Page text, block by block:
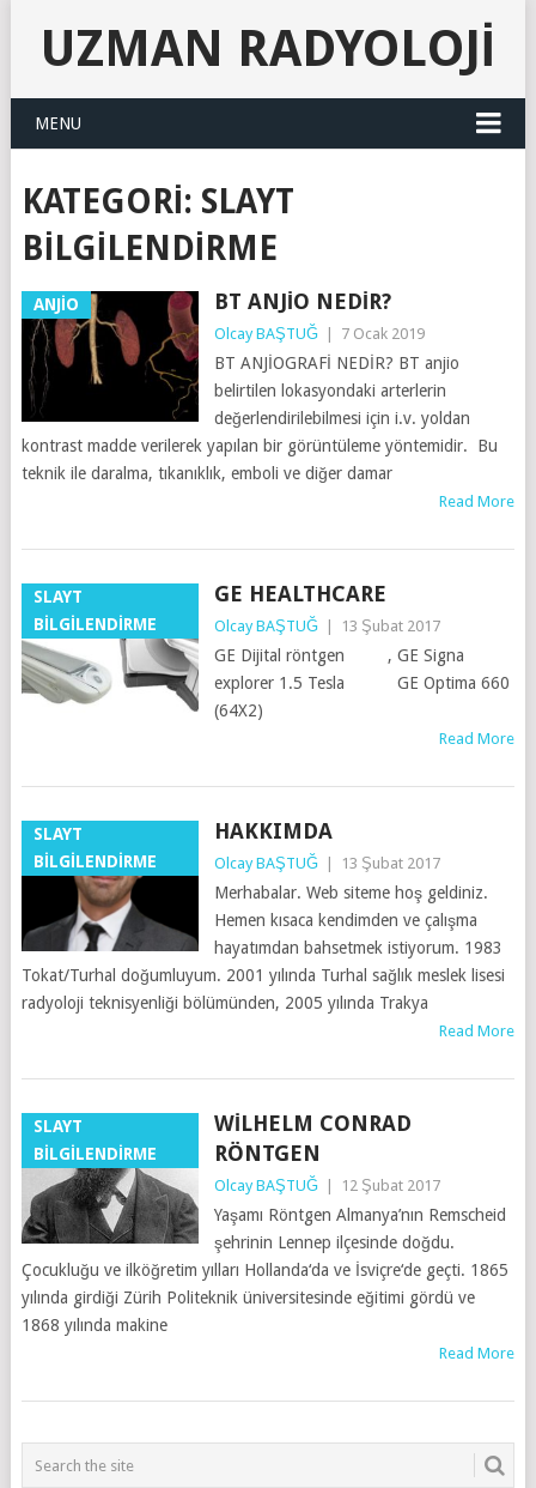
UZMAN RADYOLOJI
MENU
KATEGORI: SLAYT
BILGILENDIRME
ANJİO BT ANJIO NEDIR?
Olcay BAŞTUĞ 7 Ocak 2019
BT ANJİOGRAFİ NEDİR? BT anjio
belirtilen lokasyondaki arterlerin
değerlendirilebilmesi için i.v. yoldan
kontrast madde verilerek yapılan bir görüntüleme yöntemidir. Bu
teknik ile daralma, tıkanıklık, emboli ve diğer damar
Read More
SLAYT
BILGILENDIRME
GE HEALTHCARE
Olcay BAŞTUĞ 13 Şubat 2017
GE Dijital röntgen , GE Signa
explorer 1.5 Tesla GE Optima 660
(64X2)
Read More
SLAYT
BILGILENDIRME
HAKKIMDA
Olcay BAŞTUĞ 13 Şubat 2017
Merhabalar. Web siteme hoş geldiniz.
Hemen kısaca kendimden ve çalışma
hayatımdan bahsetmek istiyorum. 1983
Tokat/Turhal doğumluyum. 2001 yılında Turhal sağlık meslek lisesi
radyoloji teknisyenliği bölümünden, 2005 yılında Trakya
Read More
SLAYT
BILGILENDIRME
WILHELM CONRAD
RÖNTGEN
Olcay BAŞTUĞ 12 Şubat 2017
Yaşamı Röntgen Almanya’nın Remscheid
şehrinin Lennep ilçesinde doğdu.
Çocukluğu ve ilköğretim yılları Hollanda‘da ve İsviçre‘de geçti. 1865
yılında girdiği Zürih Politeknik üniversitesinde eğitimi gördü ve
1868 yılında makine
Read More